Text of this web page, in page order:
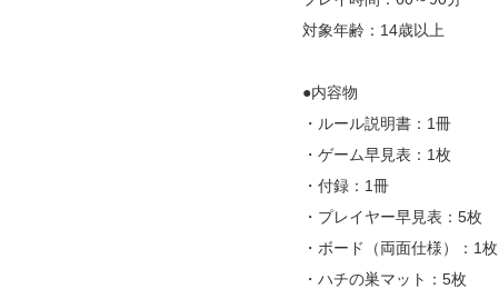
対象年齢：14歳以上
●内容物
・ルール説明書：1冊
・ゲーム早見表：1枚
・付録：1冊
・プレイヤー早見表：5枚
・ボード（両面仕様）：1枚
・ハチの巣マット：5枚